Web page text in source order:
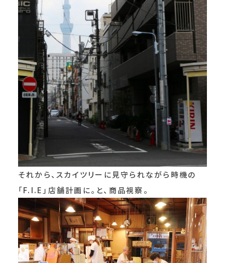
それから、スカイツリーに見守られながら時機の
「F.I.E」店舗計画に。と、商品視察。